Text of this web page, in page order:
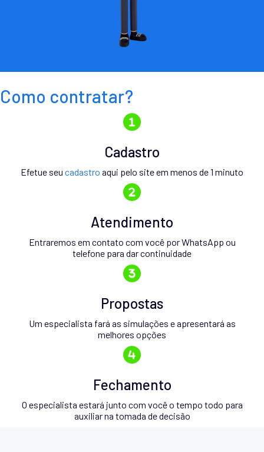
Como contratar?
Cadastro
Efetue seu cadastro aqui pelo site em menos de 1 minuto
Atendimento
Entraremos em contato com você por WhatsApp ou
telefone para dar continuidade
Propostas
Um especialista fará as simulações e apresentará as
melhores opções
Fechamento
O especialista estará junto com você o tempo todo para
auxiliar na tomada de decisão